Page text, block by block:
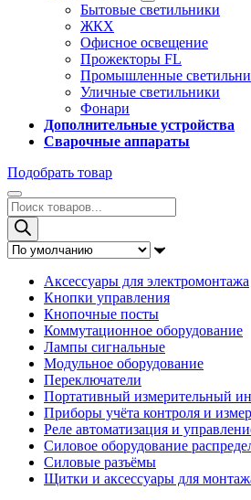
Бытовые светильники
ЖКХ
Офисное освещение
Прожекторы FL
Промышленные
Уличные светильники
Фонари
Дополнительные устройства
Сварочные аппараты
Подобрать товар
Поиск
товаров
Аксессуары для электромонтажа
Кнопки управления
Кнопочные посты
Коммутационное оборудование
Лампы сигнальные
Модульное оборудование
Переключатели
Портативный измерительный
Приборы учёта контроля и
Реле автоматизация и
Силовое оборудование
Силовые разъёмы
Щитки и аксессуары для